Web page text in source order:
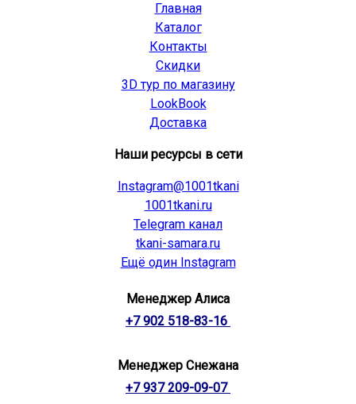
Главная
Каталог
Контакты
Скидки
3D тур по магазину
LookBook
Доставка
Наши ресурсы в сети
Instagram@1001tkani
1001tkani.ru
Telegram канал
tkani-samara.ru
Ещё один Instagram
Менеджер Алиса
+7 902 518-83-16
Менеджер Снежана
+7 937 209-09-07